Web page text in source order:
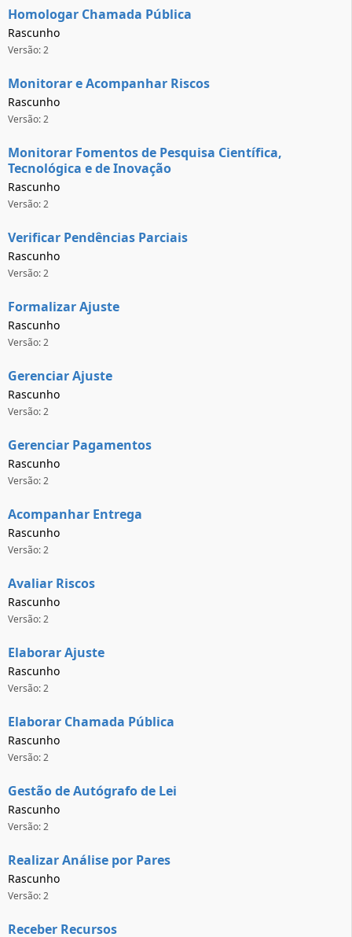
Homologar Chamada Pública
Rascunho
Versão: 2
Monitorar e Acompanhar Riscos
Rascunho
Versão: 2
Monitorar Fomentos de Pesquisa Científica,
Tecnológica e de Inovação
Rascunho
Versão: 2
Verificar Pendências Parciais
Rascunho
Versão: 2
Formalizar Ajuste
Rascunho
Versão: 2
Gerenciar Ajuste
Rascunho
Versão: 2
Gerenciar Pagamentos
Rascunho
Versão: 2
Acompanhar Entrega
Rascunho
Versão: 2
Avaliar Riscos
Rascunho
Versão: 2
Elaborar Ajuste
Rascunho
Versão: 2
Elaborar Chamada Pública
Rascunho
Versão: 2
Gestão de Autógrafo de Lei
Rascunho
Versão: 2
Realizar Análise por Pares
Rascunho
Versão: 2
Receber Recursos